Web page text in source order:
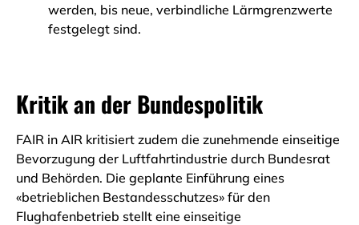
werden, bis neue, verbindliche Lärmgrenzwerte
festgelegt sind.
Kritik an der Bundespolitik
FAIR in AIR kritisiert zudem die zunehmende einseitige
Bevorzugung der Luftfahrtindustrie durch Bundesrat
und Behörden. Die geplante Einführung eines
«betrieblichen Bestandesschutzes» für den
Flughafenbetrieb stellt eine einseitige